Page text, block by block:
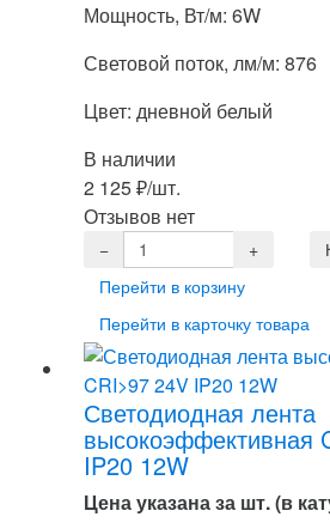
Мощность, Вт/м: 6W
Световой поток, лм/м: 876
Цвет: дневной белый
В наличии
2 125₽/шт.
Отзывов нет
Перейти в корзину
Перейти в карточку товара
Светодиодная лента
высокоэффективная
IP20 12W
Цена указана за шт. (в